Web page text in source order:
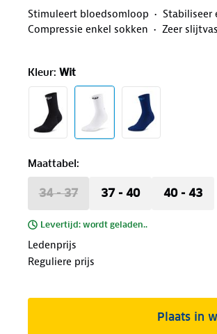
Stimuleert bloedsomloop
Stabiliseer
Compressie enkel sokken
Zeer
Kleur: Wit
Maattabel:
34 - 37 37 - 40 40 - 43
Levertijd: wordt geladen..
Ledenprijs
Reguliere prijs
Plaats in